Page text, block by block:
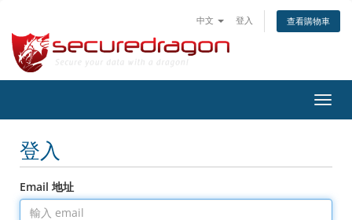
中文 登入 查看購物車
切
換
登入
Email 地址